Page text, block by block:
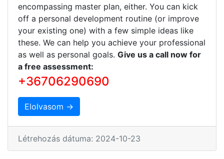
encompassing master plan, either. You can kick
off a personal development routine (or improve
your existing one) with a few simple ideas like
these. We can help you achieve your professional
as well as personal goals. Give us a call now for
a free assessment:
+36706290690
Elolvasom →
Létrehozás dátuma: 2024-10-23